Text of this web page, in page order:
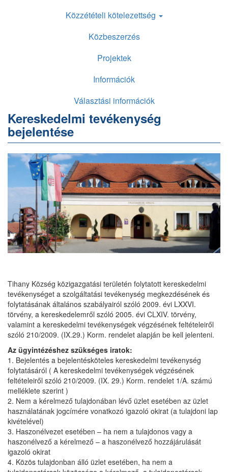
Közzétételi kötelezettség
Közbeszerzés
Projektek
Információk
Választási információk
Kereskedelmi tevékenység
bejelentése
Tihany Község közigazgatási területén folytatott kereskedelmi
tevékenységet a szolgáltatási tevékenység megkezdésének és
folytatásának általános szabályairól szóló 2009. évi LXXVI.
törvény, a kereskedelemről szóló 2005. évi CLXIV. törvény,
valamint a kereskedelmi tevékenységek végzésének feltételeiről
szóló 210/2009. (IX.29.) Korm. rendelet alapján be kell jelenteni.
Az ügyintézéshez szükséges iratok:
1. Bejelentés a bejelentésköteles kereskedelmi tevékenység
folytatásáról ( A kereskedelmi tevékenységek végzésének
feltételeiről szóló 210/2009. (IX. 29.) Korm. rendelet 1/A. számú
melléklete szerint )
2. Nem a kérelmező tulajdonában lévő üzlet esetében az üzlet
használatának jogcímére vonatkozó igazoló okirat (a tulajdoni lap
kivételével)
3. Haszonélvezet esetében – ha nem a tulajdonos vagy a
haszonélvező a kérelmező – a haszonélvező hozzájárulását
igazoló okirat
4. Közös tulajdonban álló üzlet esetében, ha nem a